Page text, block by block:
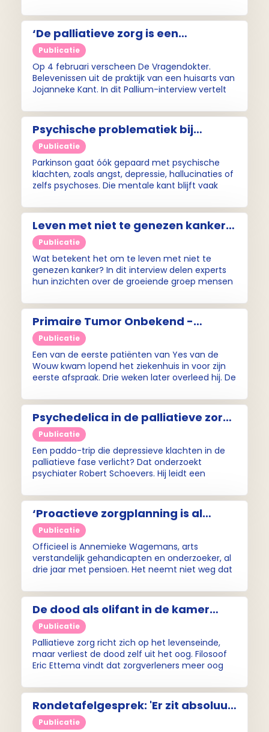
werelden via haar werk en onderzoek. Wij
spreken haar bij GGz Centraal, waar zij onder
andere haar promotieonderzoek uitvoert.
‘De palliatieve zorg is een
dankbaar stuk van mijn werk’ -
Jojanneke Kant (Pallium interview
)
Publicatie
Op 4 februari verscheen De Vragendokter.
Belevenissen uit de praktijk van een huisarts van
Jojanneke Kant. In dit Pallium-interview vertelt
zorg, de emotionele kanten van haar werk en
haar contact met nabestaanden.
Psychische problematiek bij
Parkinson: ‘Patiënten wijten hun
klachten vaak aan iets anders’
(Pallium-interview)
Publicatie
Parkinson gaat óók gepaard met psychische
klachten, zoals angst, depressie, hallucinaties of
zelfs psychoses. Die mentale kant blijft vaak
de patiënt zelf.
Leven met niet te genezen kanker –
Doorlevers in beeld (Pallium-
interview)
Publicatie
Wat betekent het om te leven met niet te
genezen kanker? In dit interview delen experts
hun inzichten over de groeiende groep mensen
met uitgezaaide kanker. Lees het Pallium-
interview hier en ontdek onderzoek naar en
uitdagingen van deze bijzondere groep.
Primaire Tumor Onbekend -
Pallium-interview met Yes van de
Wouw
Publicatie
Een van de eerste patiënten van Yes van de
Wouw kwam lopend het ziekenhuis in voor zijn
eerste afspraak. Drie weken later overleed hij. De
niet gevonden. Van De Wouw wilde alles van
deze ziekte, Primaire Tumor Onbekend (PTO)
weten. Wij zochten haar op.
Psychedelica in de palliatieve zorg
(Pallium-interview)
Publicatie
Een paddo-trip die depressieve klachten in de
palliatieve fase verlicht? Dat onderzoekt
psychiater Robert Schoevers. Hij leidt een
psilocybine, de naam van de werkzame stof in
paddo’s. Voor het Pallium-interview spreken wij
hem over deze studie.
‘Proactieve zorgplanning is al
redelijk ingeburgerd in de
verstandelijk gehandicaptenzorg’
(Annemieke Wagemans, Pallium-
interview)
Publicatie
Officieel is Annemieke Wagemans, arts
verstandelijk gehandicapten en onderzoeker, al
drie jaar met pensioen. Het neemt niet weg dat
palliatieve zorg voor mensen met een
verstandelijke beperking. Onder andere door
mee te werken aan een richtlijn over
wilsbekwaamheid en aan een palliatieve
zorgmodule in Steffie, een website die moeilijke
onderwerpen in eenvoudige taal uitlegt.
De dood als olifant in de kamer
(Pallium-interview)
Publicatie
Palliatieve zorg richt zich op het levenseinde,
maar verliest de dood zelf uit het oog. Filosoof
Eric Ettema vindt dat zorgverleners meer oog
stervende toekent aan de dood. Daarmee
kunnen ze de eenzaamheid van het sterven
verlichten.
Rondetafelgesprek: 'Er zit absoluut
groei in de bewustwording'
Publicatie